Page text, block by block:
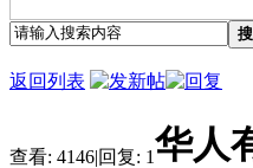
返回列表
查看: 4146|回复: 1华人